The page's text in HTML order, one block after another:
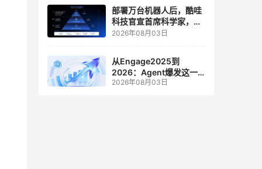
部署万台机器人后，酷哇
科技官宣首席科学家，要
让世界模型交付生产力
2026年08月03日
从Engage2025到
2026：Agent爆发这一
年，AI CRM 走到哪了
2026年08月03日